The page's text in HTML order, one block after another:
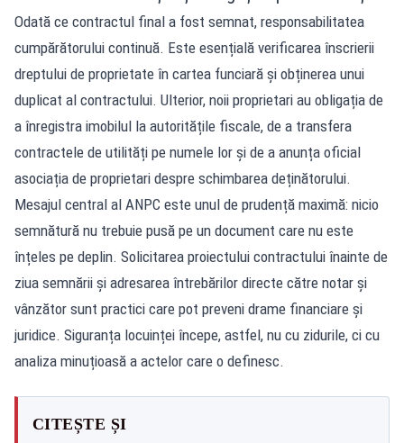
Odată ce contractul final a fost semnat, responsabilitatea
cumpărătorului continuă. Este esențială verificarea înscrierii
dreptului de proprietate în cartea funciară și obținerea unui
duplicat al contractului. Ulterior, noii proprietari au obligația de
a înregistra imobilul la autoritățile fiscale, de a transfera
contractele de utilități pe numele lor și de a anunța oficial
asociația de proprietari despre schimbarea deținătorului.
Mesajul central al ANPC este unul de prudență maximă: nicio
semnătură nu trebuie pusă pe un document care nu este
înțeles pe deplin. Solicitarea proiectului contractului înainte de
ziua semnării și adresarea întrebărilor directe către notar și
vânzător sunt practici care pot preveni drame financiare și
juridice. Siguranța locuinței începe, astfel, nu cu zidurile, ci cu
analiza minuțioasă a actelor care o definesc.
CITEȘTE ȘI